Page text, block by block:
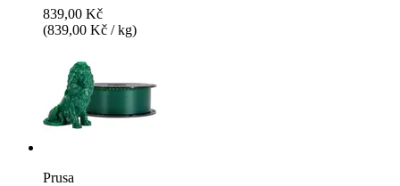
839,00 Kč
(839,00 Kč / kg)
Prusa